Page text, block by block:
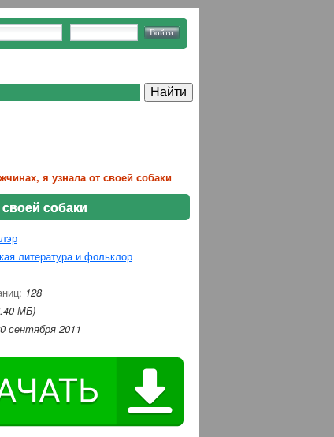
я узнала от своей собаки
собаки
литература и фольклор
128
МБ)
сентября 2011